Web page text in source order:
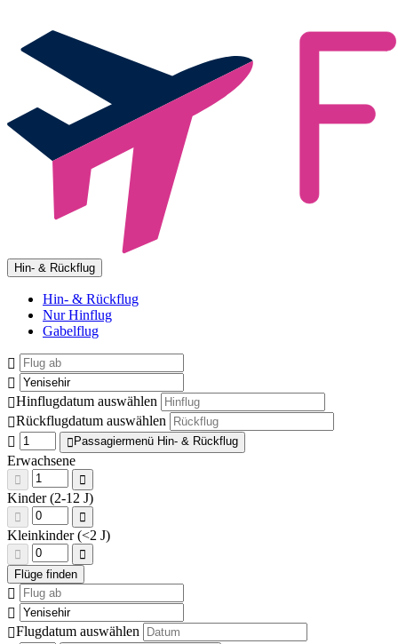
Hin- & Rückflug
Hin- & Rückflug
Nur Hinflug
Gabelflug
Hinflugdatum auswählen
Rückflugdatum auswählen
Passagiermenü Hin- & Rückflug
Erwachsene
Kinder (2-12 J)
Kleinkinder (<2 J)
Flugdatum auswählen